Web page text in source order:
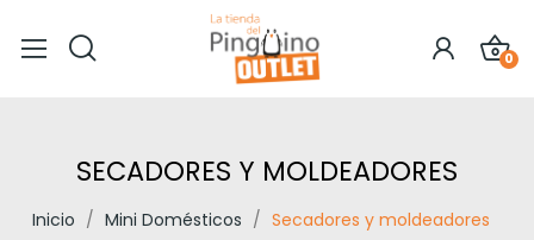
0
SECADORES Y MOLDEADORES
Inicio Mini Domésticos Secadores y moldeadores